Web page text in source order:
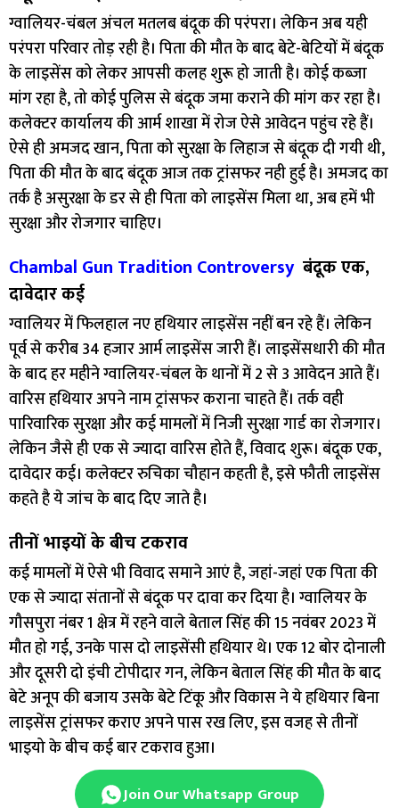
ग्वालियर-चंबल अंचल मतलब बंदूक की परंपरा। लेकिन अब यही
परंपरा परिवार तोड़ रही है। पिता की मौत के बाद बेटे-बेटियों में बंदूक
के लाइसेंस को लेकर आपसी कलह शुरू हो जाती है। कोई कब्जा
मांग रहा है, तो कोई पुलिस से बंदूक जमा कराने की मांग कर रहा है।
कलेक्टर कार्यालय की आर्म शाखा में रोज ऐसे आवेदन पहुंच रहे हैं।
ऐसे ही अमजद खान, पिता को सुरक्षा के लिहाज से बंदूक दी गयी थी,
पिता की मौत के बाद बंदूक आज तक ट्रांसफर नही हुई है। अमजद का
तर्क है असुरक्षा के डर से ही पिता को लाइसेंस मिला था, अब हमें भी
सुरक्षा और रोजगार चाहिए।
Chambal Gun Tradition Controversy बंदूक एक,
दावेदार कई
ग्वालियर में फिलहाल नए हथियार लाइसेंस नहीं बन रहे हैं। लेकिन
पूर्व से करीब 34 हजार आर्म लाइसेंस जारी हैं। लाइसेंसधारी की मौत
के बाद हर महीने ग्वालियर-चंबल के थानों में 2 से 3 आवेदन आते हैं।
वारिस हथियार अपने नाम ट्रांसफर कराना चाहते हैं। तर्क वही
पारिवारिक सुरक्षा और कई मामलों में निजी सुरक्षा गार्ड का रोजगार।
लेकिन जैसे ही एक से ज्यादा वारिस होते हैं, विवाद शुरू। बंदूक एक,
दावेदार कई। कलेक्टर रुचिका चौहान कहती है, इसे फौती लाइसेंस
कहते है ये जांच के बाद दिए जाते है।
तीनों भाइयों के बीच टकराव
कई मामलों में ऐसे भी विवाद समाने आएं है, जहां-जहां एक पिता की
एक से ज्यादा संतानों से बंदूक पर दावा कर दिया है। ग्वालियर के
गौसपुरा नंबर 1 क्षेत्र में रहने वाले बेताल सिंह की 15 नवंबर 2023 में
मौत हो गई, उनके पास दो लाइसेंसी हथियार थे। एक 12 बोर दोनाली
और दूसरी दो इंची टोपीदार गन, लेकिन बेताल सिंह की मौत के बाद
बेटे अनूप की बजाय उसके बेटे टिंकू और विकास ने ये हथियार बिना
लाइसेंस ट्रांसफर कराए अपने पास रख लिए, इस वजह से तीनों
भाइयो के बीच कई बार टकराव हुआ।
Join Our Whatsapp Group